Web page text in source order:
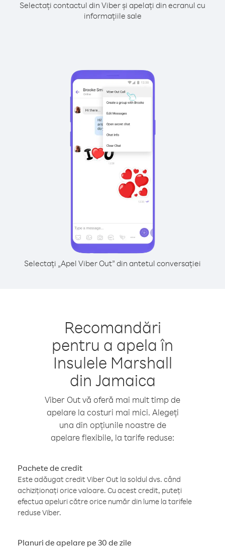
Selectați contactul din Viber și apelați din ecranul cu
informațiile sale
Selectați „Apel Viber Out” din antetul conversației
Recomandări
pentru a apela în
Insulele Marshall
din Jamaica
Viber Out vă oferă mai mult timp de
apelare la costuri mai mici. Alegeți
una din opțiunile noastre de
apelare flexibile, la tarife reduse:
Pachete de credit
Este adăugat credit Viber Out la soldul dvs. când
achiziționați orice valoare. Cu acest credit, puteți
efectua apeluri către orice număr din lume la tarifele
reduse Viber.
Planuri de apelare pe 30 de zile